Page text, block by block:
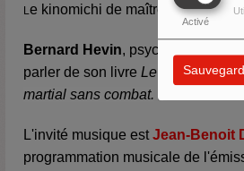
Activé
Le kinomichi de maître Noro :
Bernard Hevin,
parler de son livre Le kinomichi, le
martial sans combat.
L'invité musique estJean-Benoit
programmation musicale de